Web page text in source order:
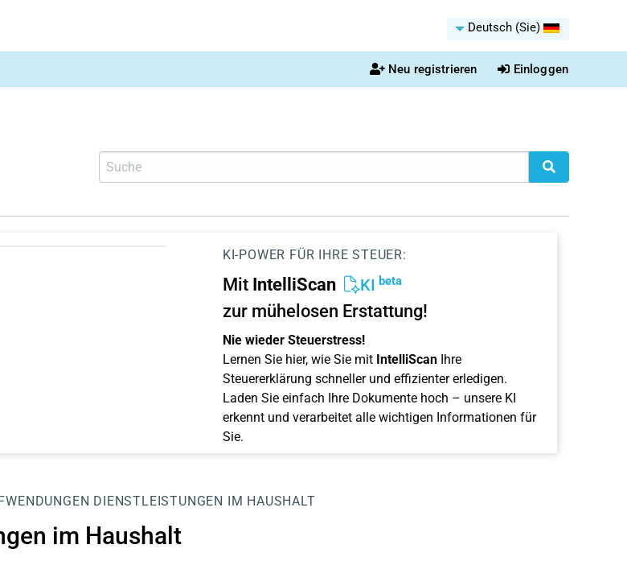
Deutsch (Sie)
Neu registrieren Einloggen
KI-POWER FÜR IHRE STEUER:
Mit IntelliScan KI beta
zur mühelosen Erstattung!
Nie wieder Steuerstress!
Lernen Sie hier, wie Sie mit IntelliScanIhre
Steuererklärung schneller und effizienter erledigen.
Laden Sie einfach Ihre Dokumente hoch – unsere KI
erkennt und verarbeitet alle wichtigen Informationen für
Sie.
DIENSTLEISTUNGEN IM HAUSHALT
im Haushalt